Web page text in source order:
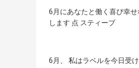
6月にあなたと働く喜び幸
します 点 スティーブ
6月、 私はラベルを今日受